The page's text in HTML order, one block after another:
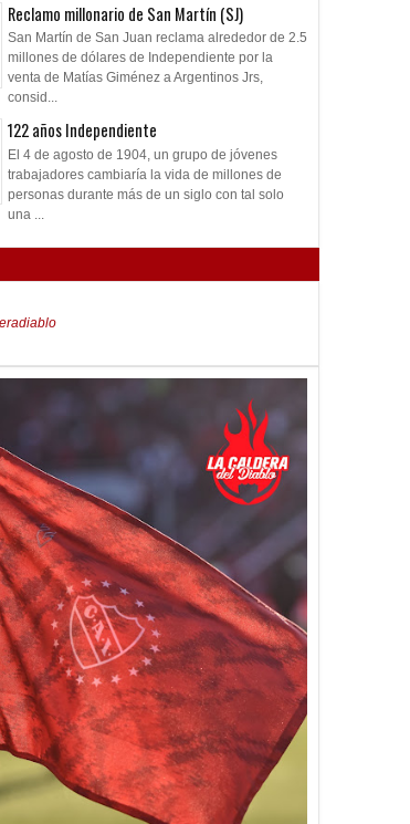
Reclamo millonario de San Martín (SJ)
San Martín de San Juan reclama alrededor de 2.5
millones de dólares de Independiente por la
venta de Matías Giménez a Argentinos Jrs,
consid...
122 años Independiente
El 4 de agosto de 1904, un grupo de jóvenes
trabajadores cambiaría la vida de millones de
personas durante más de un siglo con tal solo
una ...